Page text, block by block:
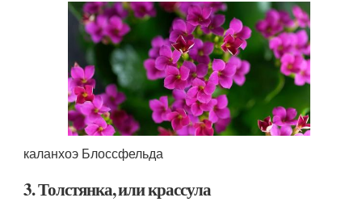
каланхоэ Блоссфельда
3. Толстянка, или крассула